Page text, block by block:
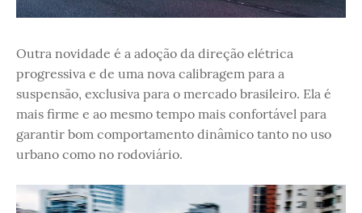
Outra novidade é a adoção da direção elétrica
progressiva e de uma nova calibragem para a
suspensão, exclusiva para o mercado brasileiro. Ela é
mais firme e ao mesmo tempo mais confortável para
garantir bom comportamento dinâmico tanto no uso
urbano como no rodoviário.